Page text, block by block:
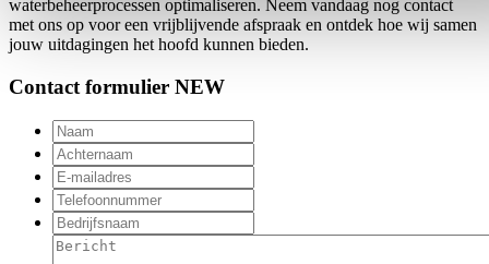
waterbeheerprocessen optimaliseren. Neem vandaag nog contact
met ons op voor een vrijblijvende afspraak en ontdek hoe wij samen
jouw uitdagingen het hoofd kunnen bieden.
Contact formulier NEW
Naam
Achternaam
E-
mailadres*
Telefoonnummer
Bedrijfsnaam
Bericht